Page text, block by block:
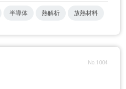
半導体 熱解析 放熱材料
No.1004